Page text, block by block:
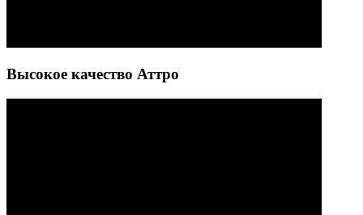
Высокое качество Аттро